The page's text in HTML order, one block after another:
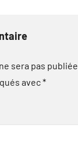
sera pas publiée.
avec*